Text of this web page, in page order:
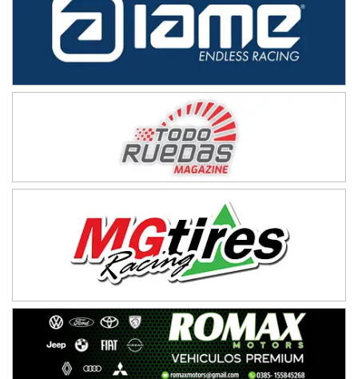
Ramiro Tot (Asfalto)
Baradero (Buenos Aires)
KDO - F6
Trenque Lauquen (Buenos Aires)
ENTRERRIANO - F6 (POSTERGADA)
Parque de la Velocidad (Asfalto)
El Cerro (Tierra)
PATAGONICO - F6
Moto Club Reginense (Tierra)
Gral. E. Godoy (Río Negro)
Juventud Unida (Tierra)
Humboldt (Santa Fe)
NORESTE SANTAFESINO - F6
Ciudad de Avellaneda (Asfalto)